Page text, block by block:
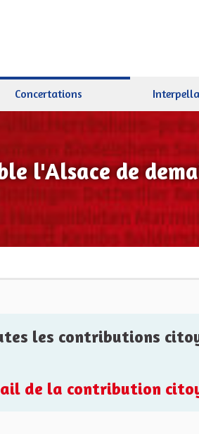
Concertations
l'Alsace de
les contributions
de la contribution